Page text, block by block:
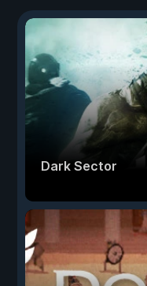
Dark Sector